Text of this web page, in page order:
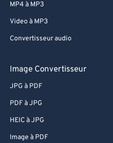
MP4 à MP3
Video à MP3
Convertisseur audio
Image Convertisseur
JPG à PDF
PDF à JPG
HEIC à JPG
Image à PDF